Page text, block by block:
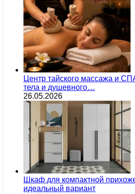
Центр тайского массажа и
тела и душевного…
26.05.2026
Шкаф для компактной
идеальный вариант